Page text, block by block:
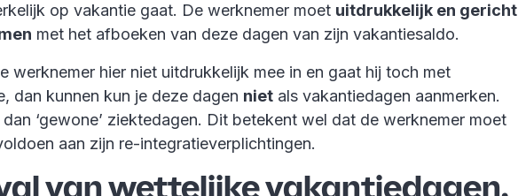
op vakantie gaat. De werknemer moet uitdrukkelijk en gericht
met het afboeken van deze dagen van zijn vakantiesaldo.
werknemer hier niet uitdrukkelijk mee in en gaat hij toch met
dan kunnen kun je deze dagen niet als vakantiedagen aanmerken.
‘gewone’ ziektedagen. Dit betekent wel dat de werknemer moet
aan zijn re-integratieverplichtingen.
van wettelijke vakantiedagen,